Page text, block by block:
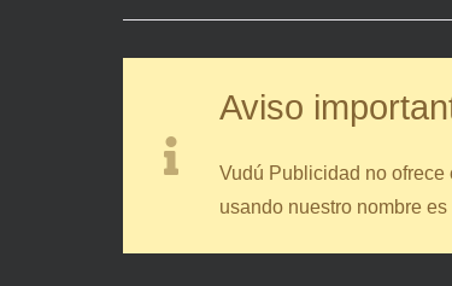
Aviso
Vudú Publicidad no
usando nuestro nombre